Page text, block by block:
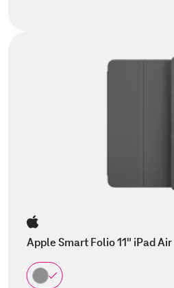
Apple Smart Folio 11" iPad Air